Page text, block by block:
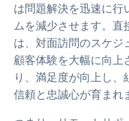
は問題解決を迅速に行
ムを減少させます。直
は、対面訪問のスケジ
顧客体験を大幅に向上
り、満足度が向上し
信頼と忠誠心が育まれ